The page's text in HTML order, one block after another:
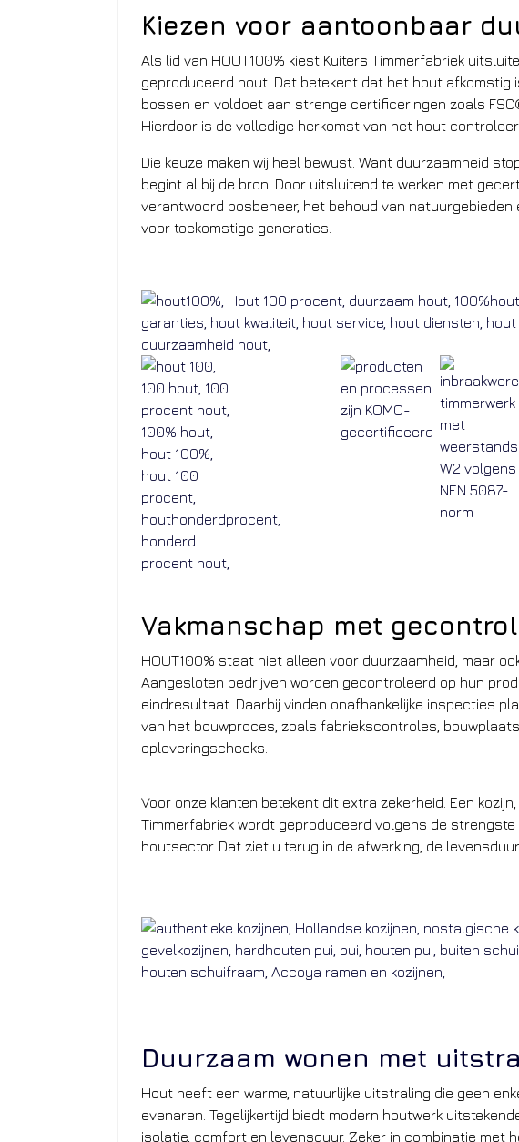
Kiezen voor aantoonbaar
Als lid van HOUT100% kiest Kuiters Timmerfabriek
geproduceerd hout. Dat betekent dat het hout afkomstig
bossen en voldoet aan strenge certificeringen zoals
Hierdoor is de volledige herkomst van het hout
Die keuze maken wij heel bewust. Want duurzaamheid
begint al bij de bron. Door uitsluitend te werken met
verantwoord bosbeheer, het behoud van natuurgebieden
voor toekomstige generaties.
Vakmanschap met
HOUT100% staat niet alleen voor duurzaamheid, maar
Aangesloten bedrijven worden gecontroleerd op hun
eindresultaat. Daarbij vinden onafhankelijke inspecties
van het bouwproces, zoals fabriekscontroles,
opleveringschecks.
Voor onze klanten betekent dit extra zekerheid. Een
Timmerfabriek wordt geproduceerd volgens de strengste
houtsector. Dat ziet u terug in de afwerking, de
Duurzaam wonen met
Hout heeft een warme, natuurlijke uitstraling die geen
evenaren. Tegelijkertijd biedt modern houtwerk
isolatie, comfort en levensduur. Zeker in combinatie met